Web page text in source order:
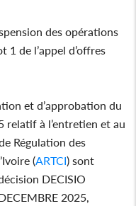
des opérations
1 de l’appel d’offres
et d’approbation du
relatif à l’entretien et au
Régulation des
(ARTCI) sont
DECISIO
2025,